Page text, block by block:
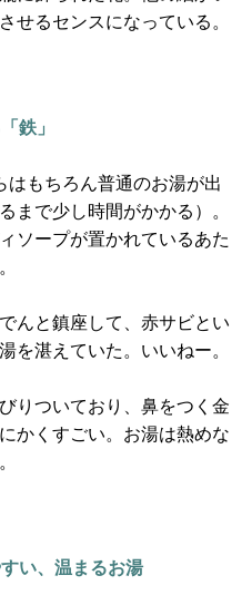
せるセンスになっている。
鉄」
もちろん普通のお湯が出
まで少し時間がかかる）。
ソープが置かれているあた
んと鎮座して、赤サビとい
を湛えていた。いいねー。
りついており、鼻をつく金
かくすごい。お湯は熱めな
い、温まるお湯